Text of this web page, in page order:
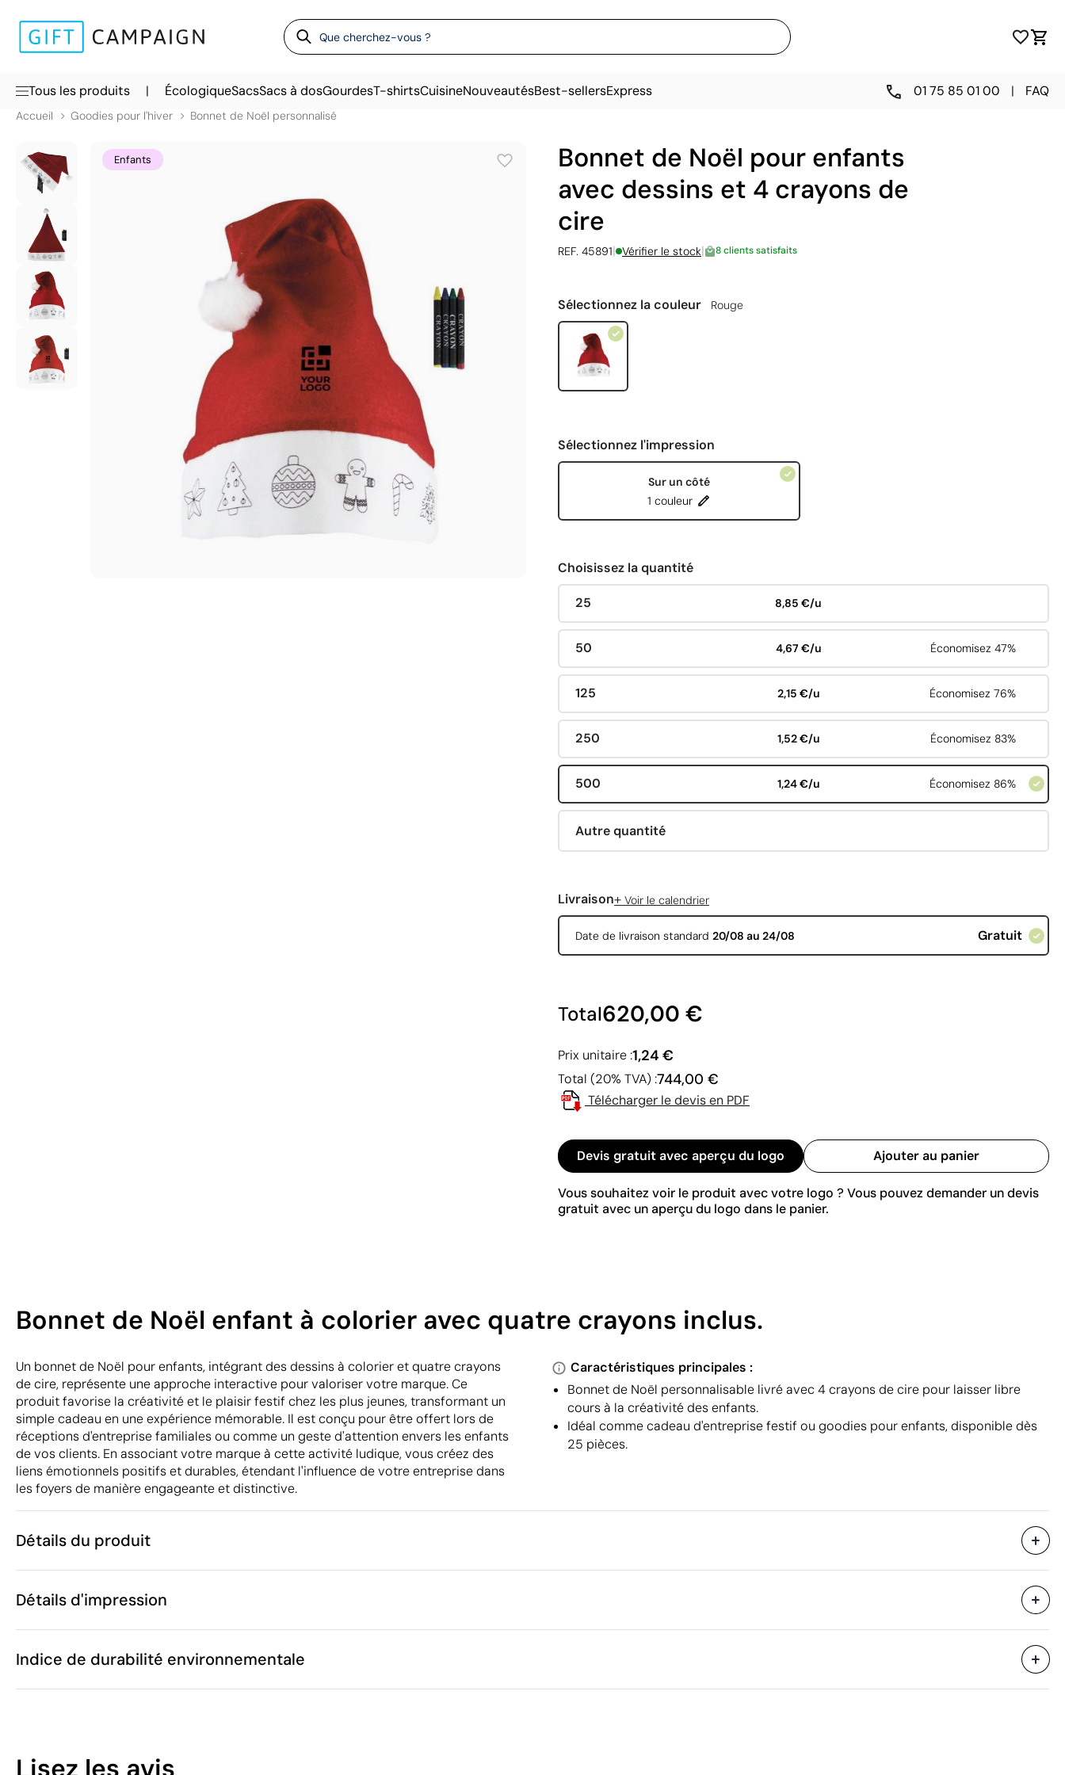
Tous les produits | ÉcologiqueSacsSacs à dosGourdesT-shirtsCuisineNouveautésBest-sellersExpress 01 75 85 01 00 | FAQ
Accueil Goodies pour l'hiver Bonnet de Noël personnalisé
Enfants
Bonnet de Noël pour enfants
avec dessins et 4 crayons de
cire
REF. 45891| Vérifier le stock| 8 clients satisfaits
Sélectionnez la couleur Rouge
Sélectionnez l'impression
Sur un côté
1 couleur
Choisissez la quantité
25 8,85 €/u
50 4,67 €/u Économisez 47%
125 2,15 €/u Économisez 76%
250 1,52 €/u Économisez 83%
500 1,24 €/u Économisez 86%
Autre quantité
Livraison+ Voir le calendrier
Date de livraison standard 20/08 au 24/08 Gratuit
Total620,00 €
Prix unitaire :1,24 €
Total (20% TVA) :744,00 €
Télécharger le devis en PDF
Devis gratuit avec aperçu du logo Ajouter au panier
Vous souhaitez voir le produit avec votre logo ? Vous pouvez demander un devis
gratuit avec un aperçu du logo dans le panier.
Bonnet de Noël enfant à colorier avec quatre crayons inclus.
Un bonnet de Noël pour enfants, intégrant des dessins à colorier et quatre crayons
de cire, représente une approche interactive pour valoriser votre marque. Ce
produit favorise la créativité et le plaisir festif chez les plus jeunes, transformant un
simple cadeau en une expérience mémorable. Il est conçu pour être offert lors de
réceptions d'entreprise familiales ou comme un geste d'attention envers les enfants
de vos clients. En associant votre marque à cette activité ludique, vous créez des
liens émotionnels positifs et durables, étendant l'influence de votre entreprise dans
les foyers de manière engageante et distinctive.
Caractéristiques principales :
Bonnet de Noël personnalisable livré avec 4 crayons de cire pour laisser libre
cours à la créativité des enfants.
Idéal comme cadeau d'entreprise festif ou goodies pour enfants, disponible dès
25 pièces.
Détails du produit
Caractéristiques
Code du produit
Poids
44 g
Matière
Feutre / Non-tissé
Emballage
Poids de la boîte extérieure
9.65 kg
Détails d'impression
Indice de durabilité environnementale